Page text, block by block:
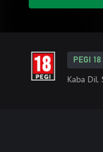
PEGI 18
Kaba Dil,